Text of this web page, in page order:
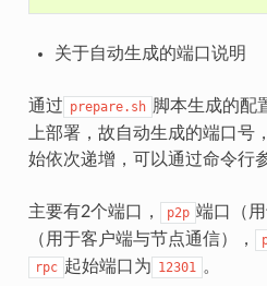
关于自动生成的端口说明
通过 prepare.sh 脚本生成的配
上部署，故自动生成的端口号
始依次递增，可以通过命令行
主要有2个端口， p2p 端口（
（用于客户端与节点通信），
rpc 起始端口为 12301 。